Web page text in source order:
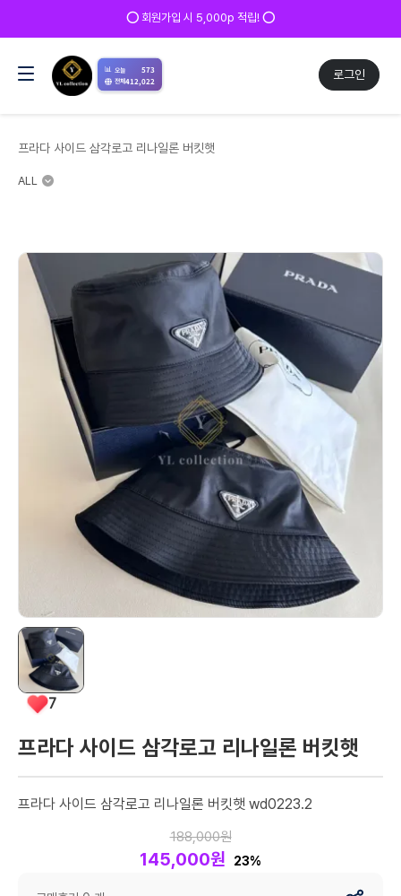
⭕ 회원가입 시 5,000p 적립! ⭕
로그인
📊 오늘 573
전체412,022
프라다 사이드 삼각로고 리나일론 버킷햇
ALL
7
프라다 사이드 삼각로고 리나일론 버킷햇
프라다 사이드 삼각로고 리나일론 버킷햇 wd0223.2
188,000원
145,000원 23%